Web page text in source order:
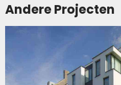
Andere Projecten